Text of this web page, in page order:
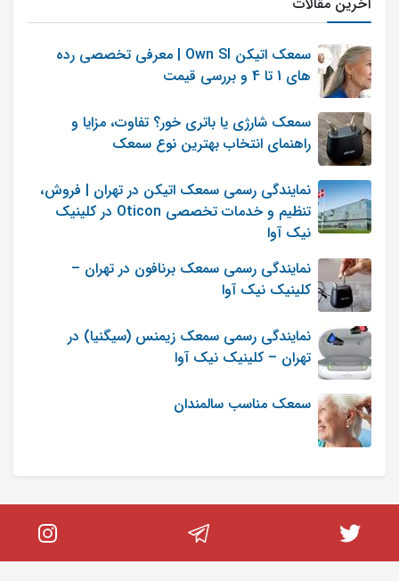
سمعک اتیکن Own SI | معرفی تخصصی رده
های 1 تا 4 و بررسی قیمت
سمعک شارژی یا باتری خور؟ تفاوت، مزایا و
راهنمای انتخاب بهترین نوع سمعک
نمایندگی رسمی سمعک اتیکن در تهران | فروش،
تنظیم و خدمات تخصصی Oticon در کلینیک
نیک آوا
نمایندگی رسمی سمعک برنافون در تهران –
کلینیک نیک آوا
نمایندگی رسمی سمعک زیمنس (سیگنیا) در
تهران – کلینیک نیک آوا
سمعک مناسب سالمندان